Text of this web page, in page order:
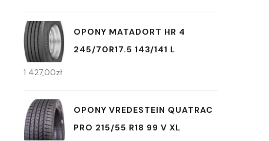
OPONY MATADORT HR 4
245/70R17.5 143/141 L
1 427,00zł
OPONY VREDESTEIN QUATRAC
PRO 215/55 R18 99 V XL